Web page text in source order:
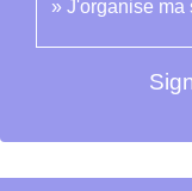
J'organise ma